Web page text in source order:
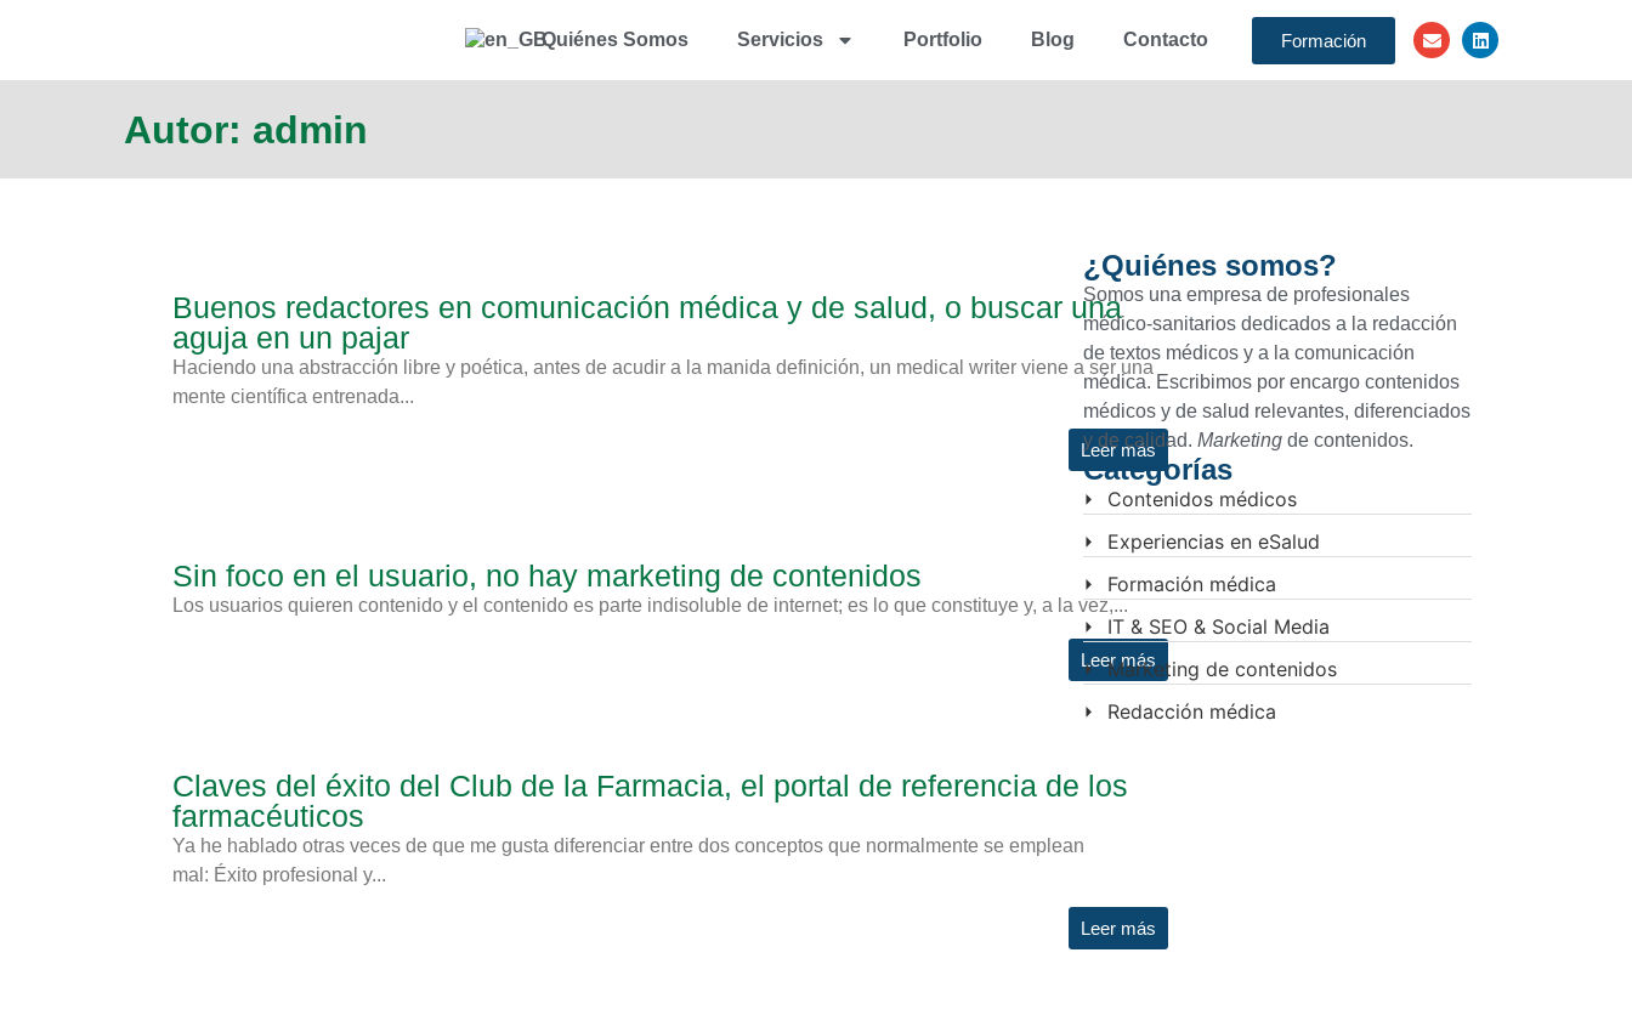
Quiénes Somos Servicios Portfolio Blog Contacto Formación
Autor: admin
Buenos redactores en comunicación médica y de salud, o buscar una
aguja en un pajar
Haciendo una abstracción libre y poética, antes de acudir a la manida definición, un medical writer viene a ser una
mente científica entrenada...
Leer más
Sin foco en el usuario, no hay marketing de contenidos
Los usuarios quieren contenido y el contenido es parte indisoluble de internet; es lo que constituye y, a la vez,...
Leer más
Claves del éxito del Club de la Farmacia, el portal de referencia de los
farmacéuticos
Ya he hablado otras veces de que me gusta diferenciar entre dos conceptos que normalmente se emplean
mal: Éxito profesional y...
Leer más
¿Quiénes somos?
Somos una empresa de profesionales
médico-sanitarios dedicados a la redacción
de textos médicos y a la comunicación
médica. Escribimos por encargo contenidos
médicos y de salud relevantes, diferenciados
y de calidad. Marketingde contenidos.
Categorías
Contenidos médicos
Experiencias en eSalud
Formación médica
IT & SEO & Social Media
Marketing de contenidos
Redacción médica